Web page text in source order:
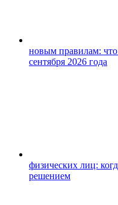
новым правилам: что
сентября 2026 года
физических лиц:
решением